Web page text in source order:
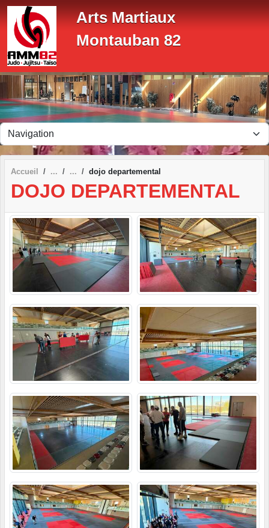
Arts Martiaux
Montauban 82
Accueil dojo departemental
DOJO DEPARTEMENTAL
Panneau de gestion des cookies